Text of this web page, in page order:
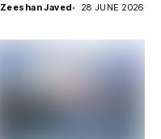
Zeeshan Javed 28 JUNE 2026